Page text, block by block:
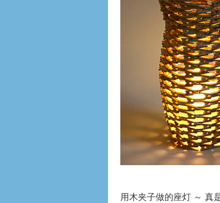
用木夹子做的座灯 ～ 真